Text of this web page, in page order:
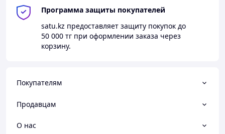
Программа защиты покупателей
satu.kz предоставляет защиту покупок до
50 000 тг при оформлении заказа через
корзину.
Покупателям
Продавцам
О нас